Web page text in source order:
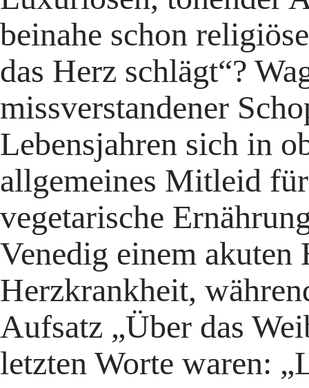
beinahe schon
das Herz schlägt“?
missverstandener
Lebensjahren sich in
allgemeines Mitleid
vegetarische
Venedig einem
Herzkrankheit,
Aufsatz „Über das
letzten Worte waren: